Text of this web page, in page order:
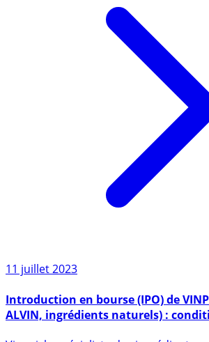
Introduction en bourse (IPO) de